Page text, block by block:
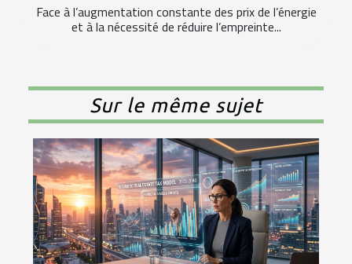
Face à l’augmentation constante des prix de l’énergie
et à la nécessité de réduire l’empreinte...
Sur le même sujet